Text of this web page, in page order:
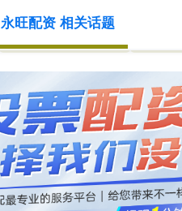
2023十大配资平台
永旺配资 相关话题